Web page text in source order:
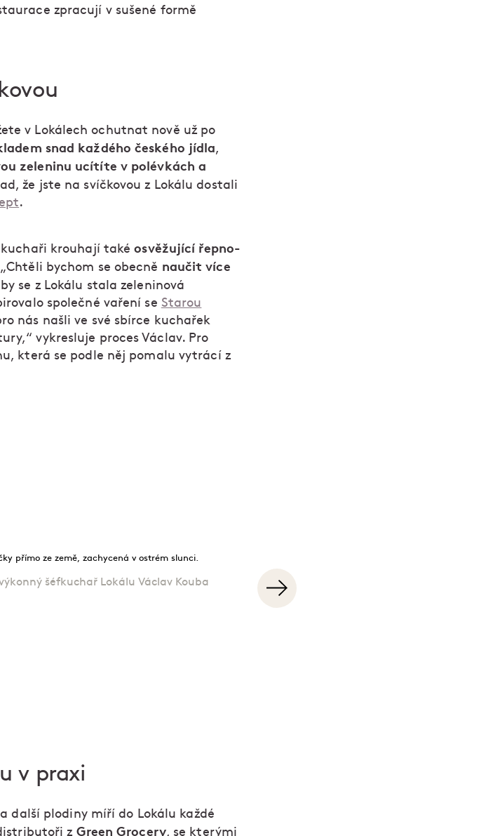
zpracují v sušené formě
v Lokálech ochutnat nově už po
snad každého českého jídla,
zeleninu ucítíte v polévkách a
že jste na svíčkovou z Lokálu dostali
.
kuchaři krouhají takéosvěžující řepno-
bychom se obecně naučit více
by se z Lokálu stala zeleninová
společné vaření se Starou
nás našli ve své sbírce kuchařek
vykresluje proces Václav. Pro
která se podle něj pomalu vytrácí z
šéfkuchař Lokálu Václav Kouba
v praxi
další plodiny míří do Lokálu každé
z Green Grocery, se kterými